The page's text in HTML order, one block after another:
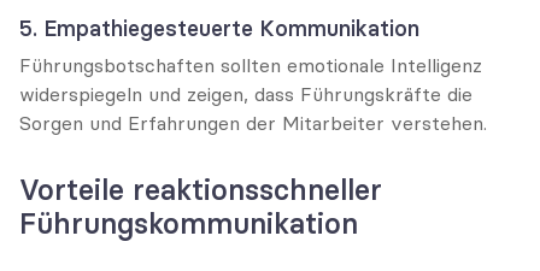
5. Empathiegesteuerte Kommunikation
Führungsbotschaften sollten emotionale Intelligenz
widerspiegeln und zeigen, dass Führungskräfte die
Sorgen und Erfahrungen der Mitarbeiter verstehen.
Vorteile reaktionsschneller
Führungskommunikation